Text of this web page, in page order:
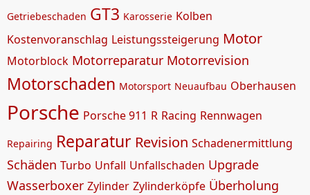
Getriebeschaden GT3 Karosserie Kolben
Kostenvoranschlag Leistungssteigerung Motor
Motorblock Motorreparatur Motorrevision
Motorschaden Motorsport Neuaufbau Oberhausen
Porsche Porsche 911 R Racing Rennwagen
Repairing Reparatur Revision Schadenermittlung
Schäden Turbo Unfall Unfallschaden Upgrade
Wasserboxer Zylinder Zylinderköpfe Überholung